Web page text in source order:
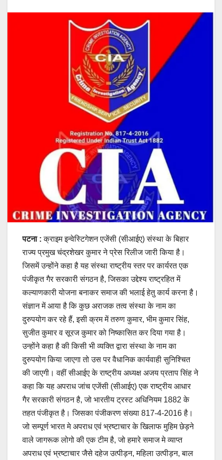
पटना :क्राइम इन्वेस्टिगेशन एजेंसी (सीआईए) संस्था के बिहार
राज्य प्रमुख चंद्रशेखर कुमार ने प्रेस रिलीज जारी किया है।
जिसमें उन्होंने कहा है यह संस्था राष्ट्रीय स्तर पर कार्यरत एक
पंजीकृत गैर सरकारी संगठन है, जिसका उद्देश्य राष्ट्रहित में
कल्याणकारी योजना बनाकर समाज की भलाई हेतु कार्य करना है।
संज्ञान में आया है कि कुछ अराजक तत्व संस्था के नाम का
दुरुपयोग कर रहे हैं, इसी क्रम में तरुण कुमार, भीम कुमार सिंह,
सुजीत कुमार व सूरज कुमार को निष्कासित कर दिया गया है।
उन्होंने कहा है की किसी भी व्यक्ति द्वारा संस्था के नाम का
दुरुपयोग किया जाएगा तो उस पर वैधानिक कार्यवाही सुनिश्चित
की जाएगी। वहीं सीआईए के राष्ट्रीय अध्यक्ष अजय प्रताप सिंह ने
कहा कि यह अपराध जांच एजेंसी (सीआईए) एक राष्ट्रीय आधार
गैर सरकारी संगठन है, जो भारतीय ट्रस्ट अधिनियम 1882 के
तहत पंजीकृत है। जिसका पंजीकरण संख्या 817-4-2016 है।
जो सम्पूर्ण भारत मे अपराध एवं भ्रष्टाचार के खिलाफ मुहिम छेड़ने
वाले जागरूक लोगो की एक टीम है, जो हमारे समाज मे व्याप्त
अपराध एवं भ्रष्टाचार जैसे दहेज उत्पीड़न, महिला उत्पीड़न, बाल